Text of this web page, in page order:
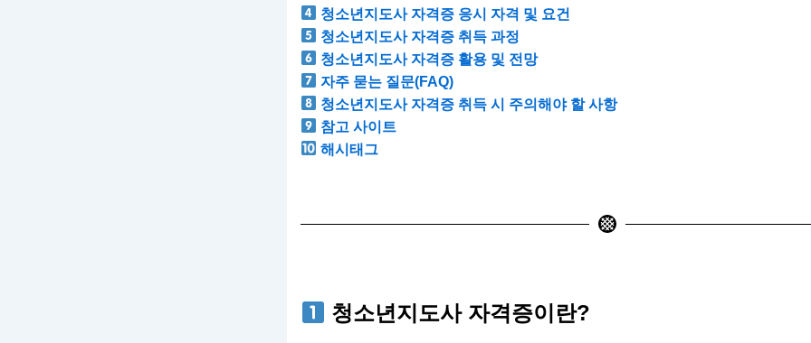
청소년지도사 자격증 응시 자격 및 요건
청소년지도사 자격증 취득 과정
청소년지도사 자격증 활용 및 전망
자주 묻는 질문(FAQ)
청소년지도사 자격증 취득 시 주의해야 할 사항
참고 사이트
해시태그
청소년지도사 자격증이란?